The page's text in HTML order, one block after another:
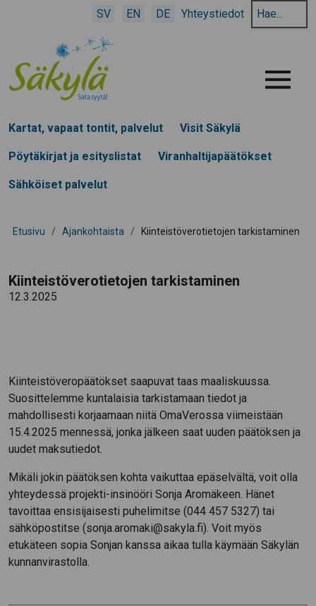
SV EN DE Yhteystiedot
Hae
hakusanalla:
Menu
Kartat, vapaat tontit, palvelut Visit Säkylä
Pöytäkirjat ja esityslistat Viranhaltijapäätökset
Sähköiset palvelut
Etusivu / Ajankohtaista / Kiinteistöverotietojen tarkistaminen
Kiinteistöverotietojen tarkistaminen
12.3.2025
Kiinteistöveropäätökset saapuvat taas maaliskuussa.
Suosittelemme kuntalaisia tarkistamaan tiedot ja
mahdollisesti korjaamaan niitä OmaVerossa viimeistään
15.4.2025 mennessä, jonka jälkeen saat uuden päätöksen ja
uudet maksutiedot.
Mikäli jokin päätöksen kohta vaikuttaa epäselvältä, voit olla
yhteydessä projekti-insinööri Sonja Aromäkeen. Hänet
tavoittaa ensisijaisesti puhelimitse (044 457 5327) tai
sähköpostitse (sonja.aromaki@sakyla.fi). Voit myös
etukäteen sopia Sonjan kanssa aikaa tulla käymään Säkylän
kunnanvirastolla.